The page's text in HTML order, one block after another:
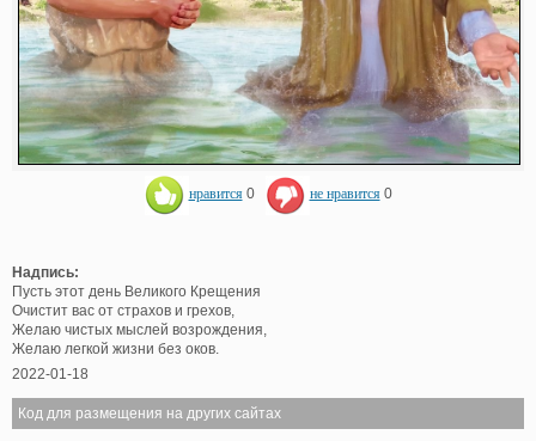
нравится 0 не нравится 0
Надпись:
Пусть этот день Великого Крещения
Очистит вас от страхов и грехов,
Желаю чистых мыслей возрождения,
Желаю легкой жизни без оков.
2022-01-18
Код для размещения на других сайтах